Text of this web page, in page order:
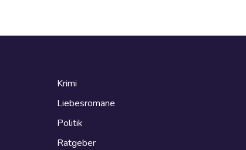
Krimi
Liebesromane
Politik
Ratgeber